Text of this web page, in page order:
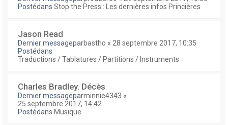
Postédans Stop the Press : Les dernières infos Princières
Jason Read
Dernier messageparbastho « 28 septembre 2017, 10:35
Postédans
Traductions / Tablatures / Partitions / Instruments
Charles Bradley. Décès
Dernier messageparminnie4343 «
25 septembre 2017, 14:42
Postédans Musique